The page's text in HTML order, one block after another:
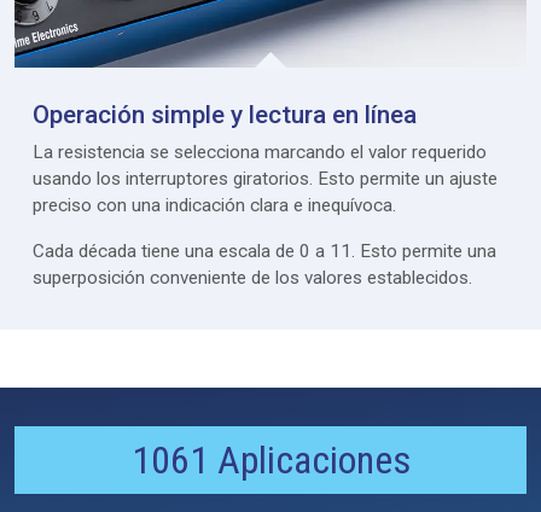
Operación simple y lectura en línea
La resistencia se selecciona marcando el valor requerido
usando los interruptores giratorios. Esto permite un ajuste
preciso con una indicación clara e inequívoca.
Cada década tiene una escala de 0 a 11. Esto permite una
superposición conveniente de los valores establecidos.
1061 Aplicaciones